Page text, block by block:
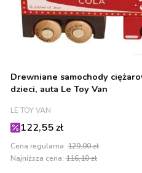
Drewniane samochody
dzieci, auta Le Toy Van
PRODUCENT
LE TOY VAN
Cena promocyjna
122,55 zł
Cena regularna: 129,00 zł
Najniższa cena: 116,10 zł